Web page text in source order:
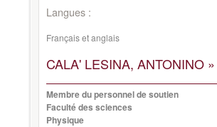
Langues :
Français et anglais
CALA' LESINA, ANTONINO »
Membre du personnel de soutien
Faculté des sciences
Physique